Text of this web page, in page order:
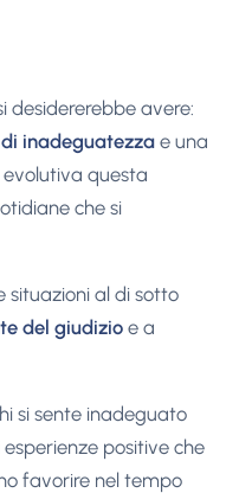
desidererebbe avere:
inadeguatezzae una
questa
che si
al di sotto
del giudizioe a
si sente inadeguato
positive che
favorire nel tempo